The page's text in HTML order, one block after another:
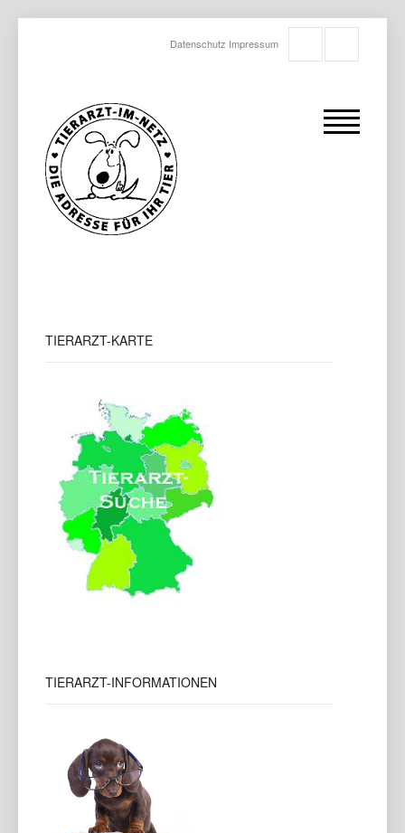
Datenschutz Impressum
TIERARZT-KARTE
TIERARZT-INFORMATIONEN